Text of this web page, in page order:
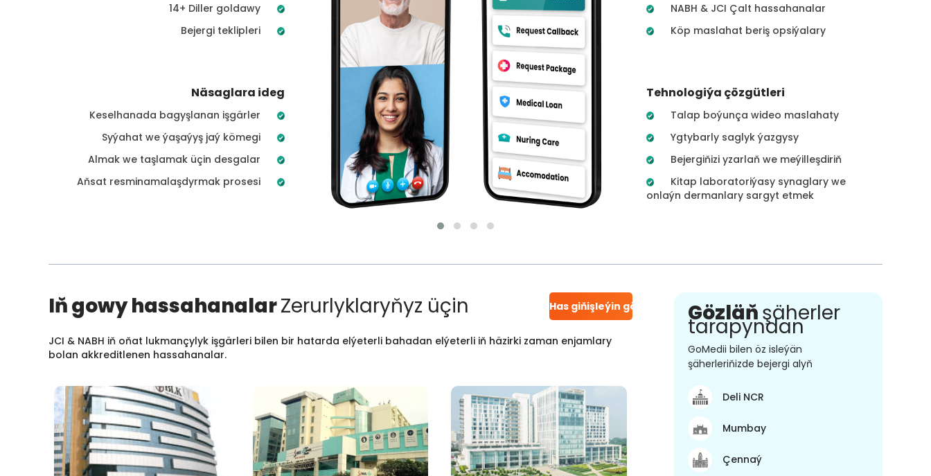
14+ Diller goldawy
Bejergi teklipleri
Näsaglara ideg
Keselhanada bagyşlanan işgärler
Syýahat we ýaşaýyş jaý kömegi
Almak we taşlamak üçin desgalar
Aňsat resminamalaşdyrmak prosesi
NABH & JCI Çalt hassahanalar
Köp maslahat beriş opsiýalary
Tehnologiýa çözgütleri
Talap boýunça wideo maslahaty
Ygtybarly saglyk ýazgysy
Bejergiňizi yzarlaň we meýilleşdiriň
Kitap laboratoriýasy synaglary we
onlaýn dermanlary sargyt etmek
Iň gowy hassahanalarZerurlyklaryňyz üçin Has giňişleýin gör
JCI & NABH iň oňat lukmançylyk işgärleri bilen bir hatarda elýeterli bahadan elýeterli iň häzirki zaman enjamlary
bolan akkreditlenen hassahanalar.
Gözläňşäherler
tarapyndan
GoMedii bilen öz isleýän
şäherleriňizde bejergi alyň
Deli NCR
Mumbay
Çennaý